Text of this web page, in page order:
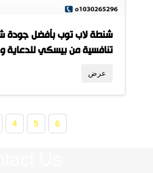
شنطة لاب توب بأفضل جودة
تنافسية من بيسكي للدعاية
عرض
4 5 6